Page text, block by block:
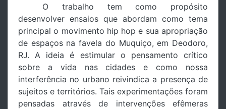
O trabalho tem como propósito
desenvolver ensaios que abordam como tema
principal o movimento hip hop e sua apropriação
de espaços na favela do Muquiço, em Deodoro,
RJ. A ideia é estimular o pensamento crítico
sobre a vida nas cidades e como nossa
interferência no urbano reivindica a presença de
sujeitos e territórios. Tais experimentações foram
pensadas através de intervenções efêmeras